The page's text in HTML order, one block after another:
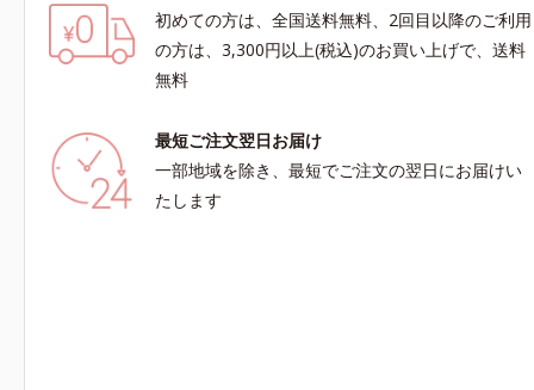
初めての方は、全国送料無料、2回目以降のご利用
の方は、3,300円以上(税込)のお買い上げで、送料
無料
最短ご注文翌日お届け
一部地域を除き、最短でご注文の翌日にお届けい
たします